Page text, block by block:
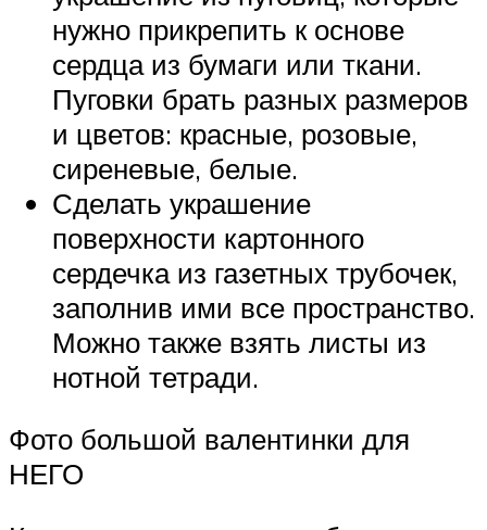
нужно прикрепить к основе
сердца из бумаги или ткани.
Пуговки брать разных размеров
и цветов: красные, розовые,
сиреневые, белые.
Сделать украшение
поверхности картонного
сердечка из газетных трубочек,
заполнив ими все пространство.
Можно также взять листы из
нотной тетради.
Фото большой валентинки для
НЕГО